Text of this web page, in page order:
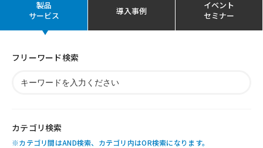
製品
サービス
導入事例
イベント
セミナー
フリーワード検索
カテゴリ検索
※カテゴリ間はAND検索、カテゴリ内はOR検索になります。